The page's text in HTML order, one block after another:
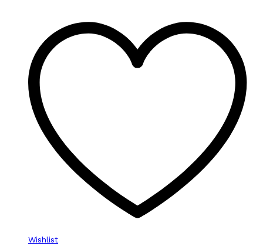
Wishlist